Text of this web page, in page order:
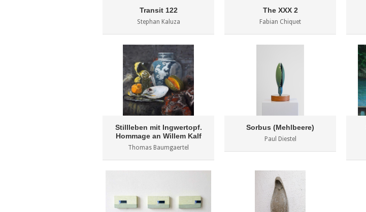
Transit 122
Stephan Kaluza
The XXX 2
Fabian Chiquet
Stillleben mit Ingwertopf.
Hommage an Willem Kalf
Thomas Baumgaertel
Sorbus (Mehlbeere)
Paul Diestel